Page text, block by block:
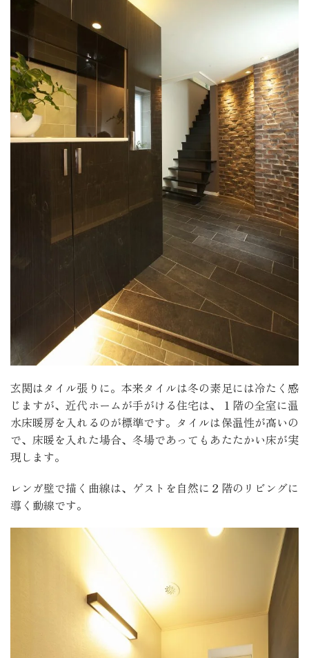
玄関はタイル張りに。本来タイルは冬の素足には冷たく感
じますが、近代ホームが手がける住宅は、１階の全室に温
水床暖房を入れるのが標準です。タイルは保温性が高いの
で、床暖を入れた場合、冬場であってもあたたかい床が実
現します。
レンガ壁で描く曲線は、ゲストを自然に２階のリビングに
導く動線です。